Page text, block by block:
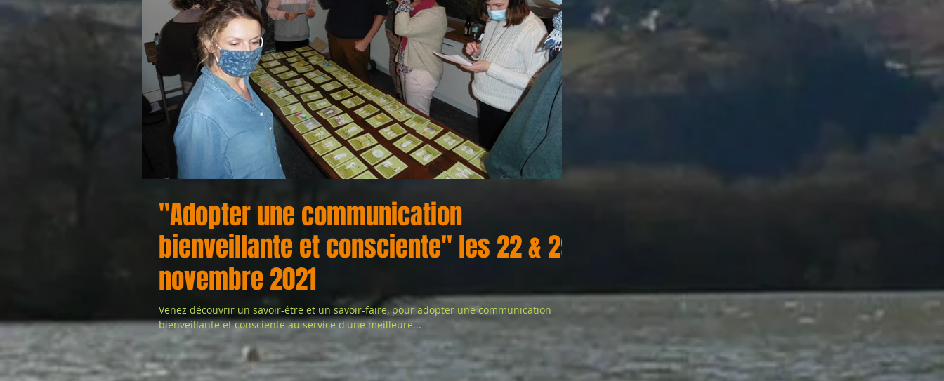
"Adopter une communication
bienveillante et consciente" les 22 & 29
novembre 2021
Venez découvrir un savoir-être et un savoir-faire, pour adopter une communication
bienveillante et consciente au service d'une meilleure...